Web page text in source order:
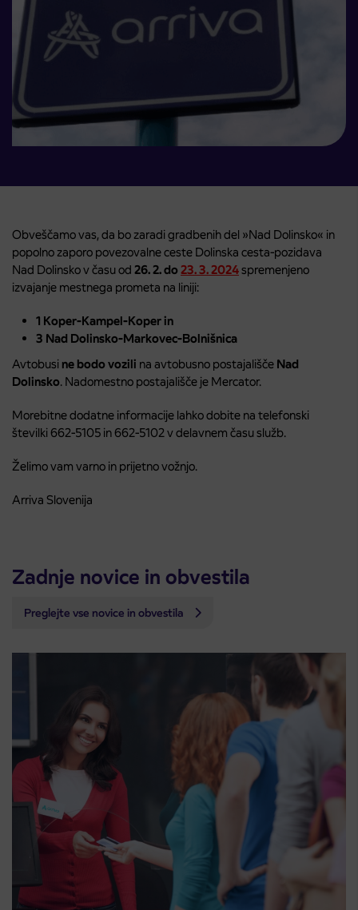
Obveščamo vas, da bo zaradi gradbenih del »Nad Dolinsko« in
popolno zaporo povezovalne ceste Dolinska cesta-pozidava
Nad Dolinsko v času od 26. 2. do 23. 3. 2024spremenjeno
izvajanje mestnega prometa na liniji:
1 Koper-Kampel-Koper in
3 Nad Dolinsko-Markovec-Bolnišnica
Avtobusi ne bodo vozili na avtobusno postajališče Nad
Dolinsko. Nadomestno postajališče je Mercator.
Morebitne dodatne informacije lahko dobite na telefonski
številki 662-5105 in 662-5102 v delavnem času služb.
Želimo vam varno in prijetno vožnjo.
Arriva Slovenija
Zadnje novice in obvestila
Preglejte vse novice in obvestila